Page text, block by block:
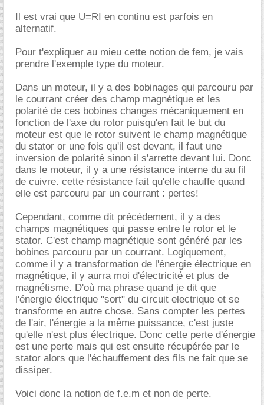
Il est vrai que U=RI en continu est parfois en
alternatif.
Pour t'expliquer au mieu cette notion de fem, je vais
prendre l'exemple type du moteur.
Dans un moteur, il y a des bobinages qui parcouru par
le courrant créer des champ magnétique et les
polarité de ces bobines changes mécaniquement en
fonction de l'axe du rotor puisqu'en fait le but du
moteur est que le rotor suivent le champ magnétique
du stator or une fois qu'il est devant, il faut une
inversion de polarité sinon il s'arrette devant lui. Donc
dans le moteur, il y a une résistance interne du au fil
de cuivre. cette résistance fait qu'elle chauffe quand
elle est parcouru par un courrant : pertes!
Cependant, comme dit précédement, il y a des
champs magnétiques qui passe entre le rotor et le
stator. C'est champ magnétique sont généré par les
bobines parcouru par un courrant. Logiquement,
comme il y a transformation de l'énergie électrique en
magnétique, il y aurra moi d'électricité et plus de
magnétisme. D'où ma phrase quand je dit que
l'énergie électrique "sort" du circuit electrique et se
transforme en autre chose. Sans compter les pertes
de l'air, l'énergie a la même puissance, c'est juste
qu'elle n'est plus électrique. Donc cette perte d'énergie
est une perte mais qui est ensuite récupérée par le
stator alors que l'échauffement des fils ne fait que se
dissiper.
Voici donc la notion de f.e.m et non de perte.